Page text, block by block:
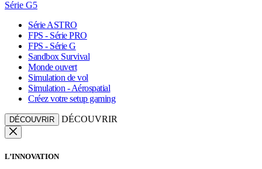
Série G5
Série ASTRO
FPS - Série PRO
FPS - Série G
Sandbox Survival
Monde ouvert
Simulation de vol
Simulation - Aérospatial
Créez votre setup gaming
DÉCOUVRIR DÉCOUVRIR
L’INNOVATION